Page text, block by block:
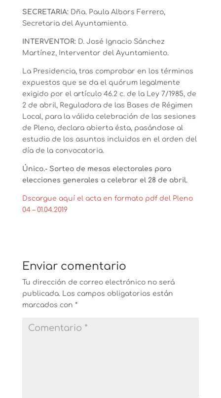
SECRETARIA: Dña. Paula Albors Ferrero,
Secretaria del Ayuntamiento.
INTERVENTOR:D. José Ignacio Sánchez
Martínez, Interventor del Ayuntamiento.
La Presidencia, tras comprobar en los términos
expuestos que se da el quórum legalmente
exigido por el artículo 46.2 c. de la Ley 7/1985, de
2 de abril, Reguladora de las Bases de Régimen
Local, para la válida celebración de las sesiones
de Pleno, declara abierta ésta, pasándose al
estudio de los asuntos incluidos en el orden del
día de la convocatoria.
Único.- Sorteo de mesas electorales para
elecciones generales a celebrar el 28 de abril.
Dscargue aquí el acta en formato pdf del Pleno
04 – 01.04.2019
Enviar comentario
Tu dirección de correo electrónico no será
publicada. Los campos obligatorios están
marcados con *